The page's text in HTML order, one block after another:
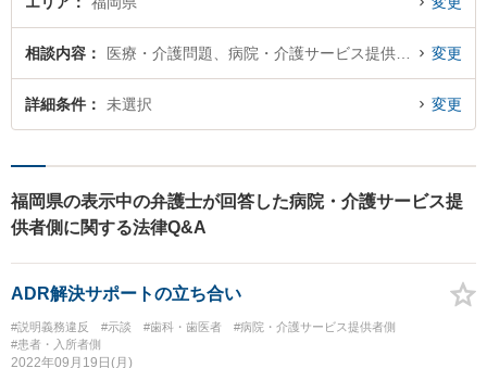
相談内容 変更
詳細条件 未選択 変更
福岡県の表示中の弁護士が回答した病院・介護サービス提
供者側に関する法律Q&A
ADR解決サポートの立ち合い
#説明義務違反 #示談 #歯科・歯医者
#病院・介護サービス提供者側
#患者・入所者側
2022年09月19日(月)